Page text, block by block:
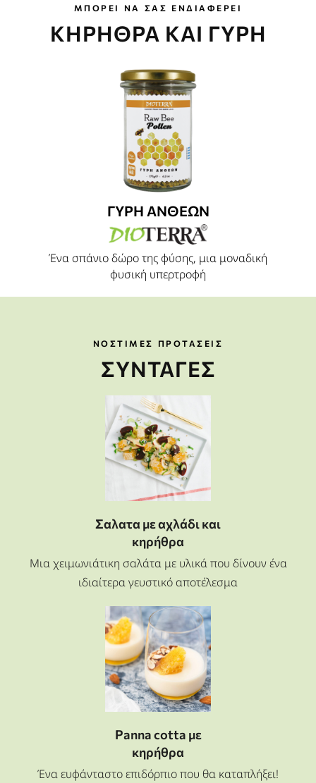
ΜΠΟΡΕΙ ΝΑ ΣΑΣ ΕΝΔΙΑΦΕΡΕΙ
ΚΗΡΗΘΡΑ ΚΑΙ ΓΥΡΗ
ΓΥΡΗ ΑΝΘΕΩΝ
Ένα σπάνιο δώρο της φύσης, μια μοναδική
φυσική υπερτροφή
ΝΟΣΤΙΜΕΣ ΠΡΟΤΑΣΕΙΣ
ΣΥΝΤΑΓΕΣ
Σαλατα με αχλάδι και
κηρήθρα
Μια χειμωνιάτικη σαλάτα με υλικά που δίνουν ένα
ιδιαίτερα γευστικό αποτέλεσμα
Panna cotta με
κηρήθρα
Ένα ευφάνταστο επιδόρπιο που θα καταπλήξει!